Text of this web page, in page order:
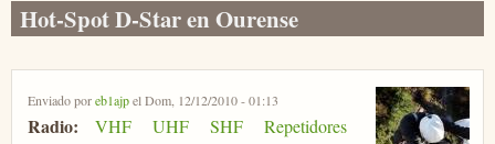
Hot-Spot D-Star en Ourense
Enviado poreb1ajpel Dom, 12/12/2010 - 01:13
Radio: VHF UHF SHF
Repetidores